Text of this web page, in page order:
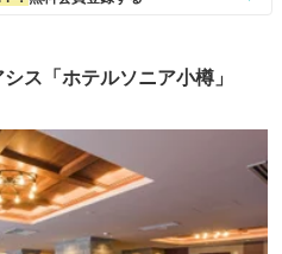
洗剤が中に入って泡だらけになって
ス「ホテルソニア小樽」